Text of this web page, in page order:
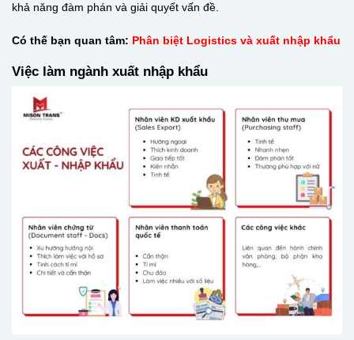
khả năng đàm phán và giải quyết vấn đề.
Có thế bạn quan tâm: Phân biệt Logistics và xuất nhập khẩu
Việc làm ngành xuất nhập khẩu